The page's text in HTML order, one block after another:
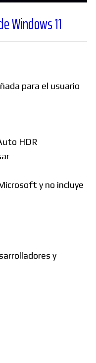
Windows 11
para el usuario
HDR
y no incluye
y